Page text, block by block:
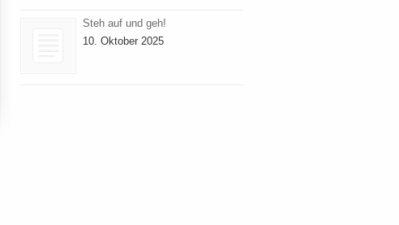
Steh auf und geh!
10. Oktober 2025